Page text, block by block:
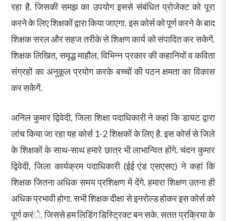
रहा है. जिसकी समझ का उपयोग इससे संबंधित प्रोजेक्ट को पूरा
करने के लिए शिक्षकों द्वारा किया जाएगा. इस कोर्स को पूर्ण करने के बाद
शिक्षक सरल और सहज तरीके से शिक्षण कार्य को संपादित कर सकेगें.
शिक्षक लिखित, समृद्ध माहौल, विभिन्न प्रकार की कहानियों व कविता
संग्रहों का अनुकूल प्रयोग करके बच्चों की पठन क्षमता का विकास
कर सकेगें.
अनिल कुमार द्विवेदी, जिला शिक्षा पदाधिकारी ने कहां कि डायट द्वारा
लांच किया जा रहा यह कोर्स 1-2 शिक्षकों के लिए है. इस कोर्स से जिले
के शिक्षकों के साथ-साथ हमारे छात्र भी लाभान्वित होंगे. चंदन कुमार
द्विवेदी, जिला कार्यक्रम पदाधिकारी (ईई एंड एसएसए) ने कहां कि
शिक्षक जितना अधिक समय प्रशिक्षण में देंगे. हमारा शिक्षण उतना ही
अधिक प्रभावी होगा. सभी शिक्षक दीक्षा से इनरोल्ड होकर इस कोर्स को
पूर्ण करंे. जिससे हम लिडिंग डिस्ट्रिक्ट बन सके. सतत प्रक्रिया के